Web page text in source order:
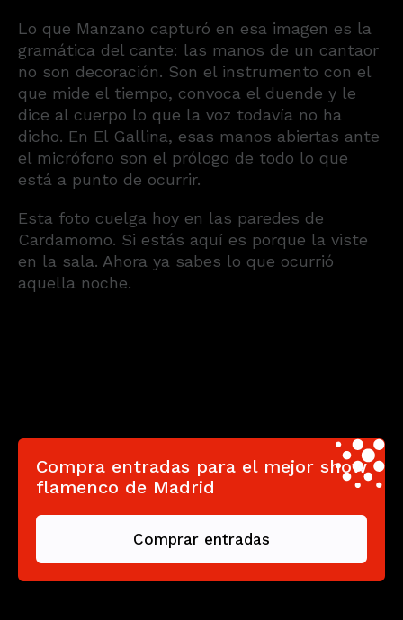
Lo que Manzano capturó en esa imagen es la
gramática del cante: las manos de un cantaor
no son decoración. Son el instrumento con el
que mide el tiempo, convoca el duende y le
dice al cuerpo lo que la voz todavía no ha
dicho. En El Gallina, esas manos abiertas ante
el micrófono son el prólogo de todo lo que
está a punto de ocurrir.
Esta foto cuelga hoy en las paredes de
Cardamomo. Si estás aquí es porque la viste
en la sala. Ahora ya sabes lo que ocurrió
aquella noche.
Compra entradas para el mejor show
flamenco de Madrid
Comprar entradas